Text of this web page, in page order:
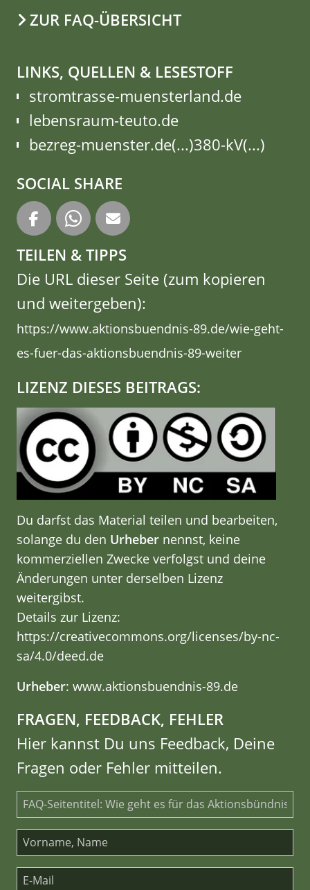
ZUR FAQ-ÜBERSICHT
LINKS, QUELLEN & LESESTOFF
stromtrasse-muensterland.de
lebensraum-teuto.de
bezreg-muenster.de(...)380-kV(...)
SOCIAL SHARE
TEILEN & TIPPS
Die URL dieser Seite (zum kopieren
und weitergeben):
https://www.aktionsbuendnis-89.de/wie-geht-
es-fuer-das-aktionsbuendnis-89-weiter
LIZENZ DIESES BEITRAGS:
Du darfst das Material teilen und bearbeiten,
solange du den Urheber nennst, keine
kommerziellen Zwecke verfolgst und deine
Änderungen unter derselben Lizenz
weitergibst.
Details zur Lizenz:
https://creativecommons.org/licenses/by-nc-
sa/4.0/deed.de
Urheber: www.aktionsbuendnis-89.de
FRAGEN, FEEDBACK, FEHLER
Hier kannst Du uns Feedback, Deine
Fragen oder Fehler mitteilen.